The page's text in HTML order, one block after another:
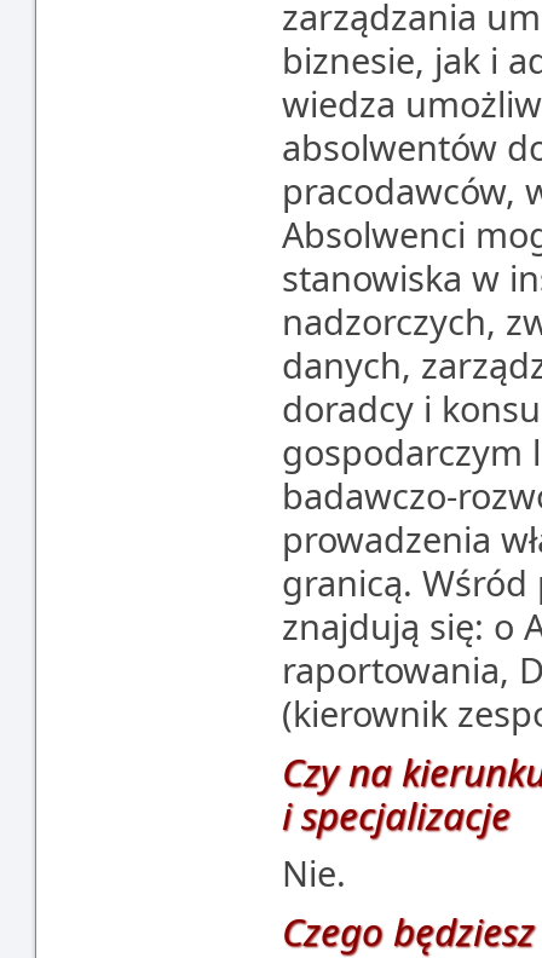
zarządzania
biznesie, jak i
wiedza
absolwentów
pracodawców,
Absolwenci
stanowiska w
nadzorczych,
danych,
doradcy i
gospodarczym
badawczo-
prowadzenia
granicą.
znajdują się: o
raportowania,
(kierownik
Czy na
i specjalizacje
Nie.
Czego